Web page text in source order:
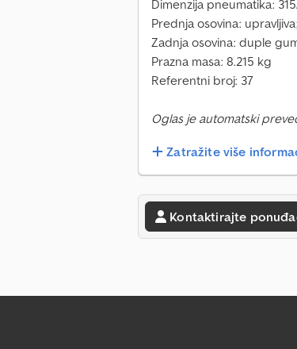
Dimenzija pneumatika:
Prednja osovina:
Zadnja osovina: duple
Prazna masa: 8.215 kg
Referentni broj: 37
Oglas je automatski
Zatražite više
Kontaktirajte